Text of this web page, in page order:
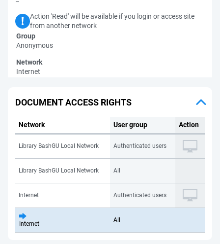
Action 'Read' will be available if you login or access site
from another network
Group
Anonymous
Network
Internet
DOCUMENT ACCESS RIGHTS
Network User group Action
Library BashGU Local Network Authenticated users
Library BashGU Local Network All
Internet Authenticated users
Internet
All